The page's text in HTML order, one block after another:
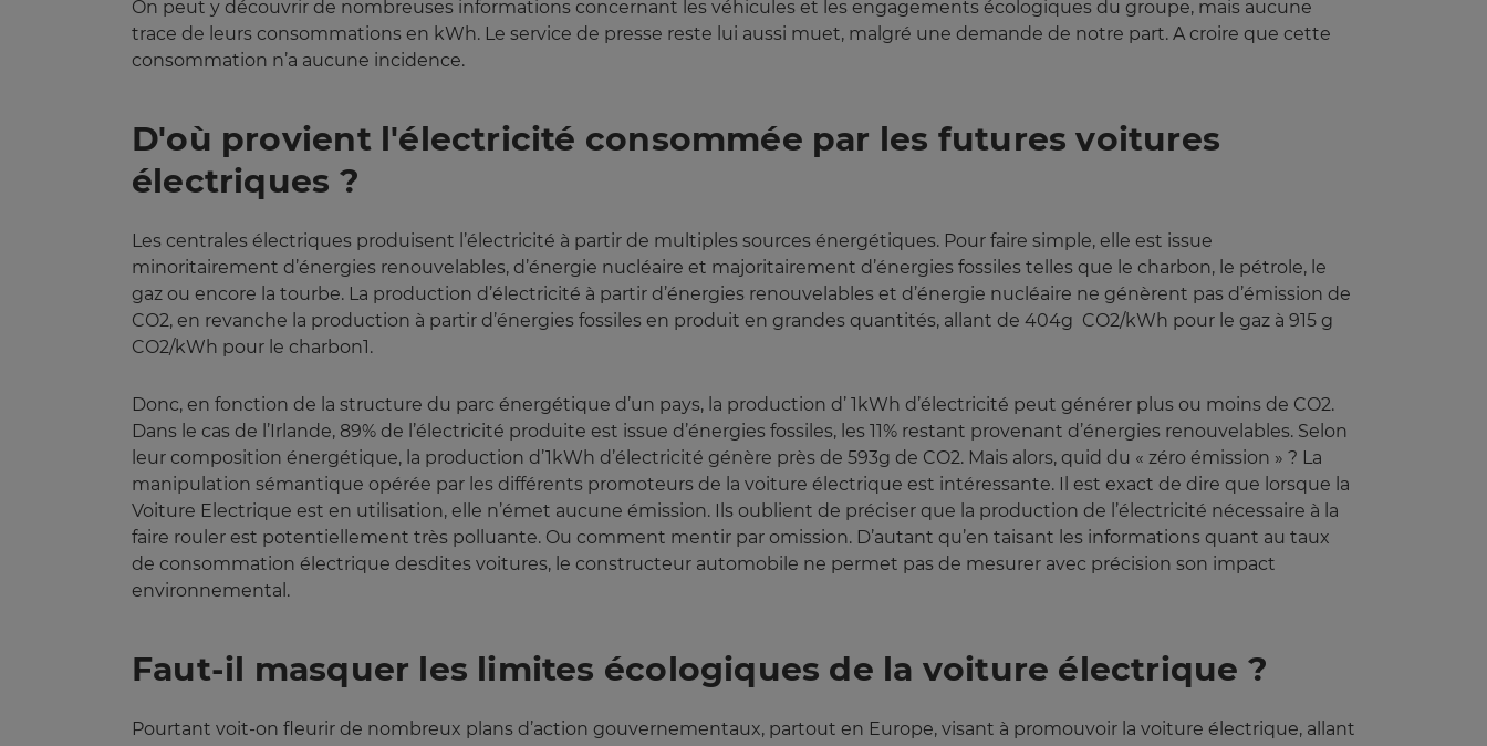
On peut y découvrir de nombreuses informations concernant les véhicules et les engagements écologiques du groupe, mais aucune
trace de leurs consommations en kWh. Le service de presse reste lui aussi muet, malgré une demande de notre part. A croire que cette
consommation n’a aucune incidence.
D'où provient l'électricité consommée par les futures voitures
électriques ?
Les centrales électriques produisent l’électricité à partir de multiples sources énergétiques. Pour faire simple, elle est issue
minoritairement d’énergies renouvelables, d’énergie nucléaire et majoritairement d’énergies fossiles telles que le charbon, le pétrole, le
gaz ou encore la tourbe. La production d’électricité à partir d’énergies renouvelables et d’énergie nucléaire ne génèrent pas d’émission de
CO2, en revanche la production à partir d’énergies fossiles en produit en grandes quantités, allant de 404g CO2/kWh pour le gaz à 915 g
CO2/kWh pour le charbon1.
Donc, en fonction de la structure du parc énergétique d’un pays, la production d’ 1kWh d’électricité peut générer plus ou moins de CO2.
Dans le cas de l’Irlande, 89% de l’électricité produite est issue d’énergies fossiles, les 11% restant provenant d’énergies renouvelables. Selon
leur composition énergétique, la production d’1kWh d’électricité génère près de 593g de CO2. Mais alors, quid du « zéro émission » ? La
manipulation sémantique opérée par les différents promoteurs de la voiture électrique est intéressante. Il est exact de dire que lorsque la
Voiture Electrique est en utilisation, elle n’émet aucune émission. Ils oublient de préciser que la production de l’électricité nécessaire à la
faire rouler est potentiellement très polluante. Ou comment mentir par omission. D’autant qu’en taisant les informations quant au taux
de consommation électrique desdites voitures, le constructeur automobile ne permet pas de mesurer avec précision son impact
environnemental.
Faut-il masquer les limites écologiques de la voiture électrique ?
Pourtant voit-on fleurir de nombreux plans d’action gouvernementaux, partout en Europe, visant à promouvoir la voiture électrique, allant